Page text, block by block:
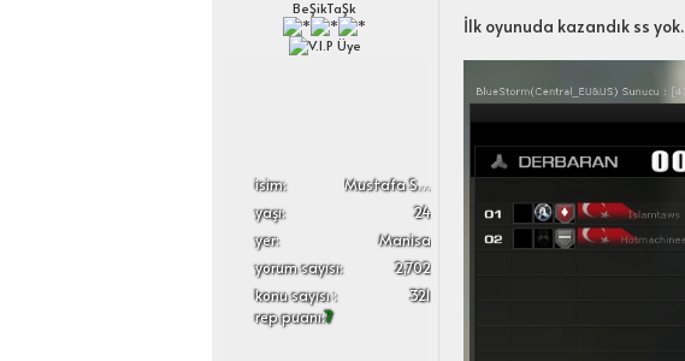
BeŞikTaŞk
i̇sim:
Mustafa Sergen
yaşı:
24
yer:
Manisa
yorum sayısı:
2,702
konu sayısı :
321
rep puanı:7
İlk oyunuda kazandık ss yok.